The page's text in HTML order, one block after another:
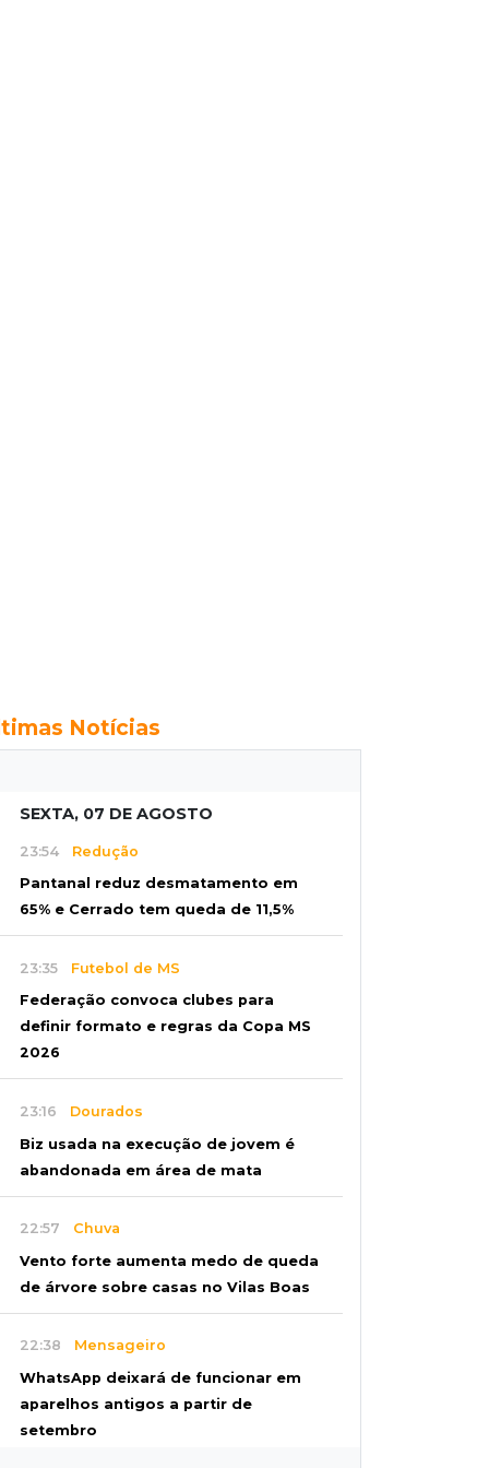
Notícias
SEXTA, 07 DE AGOSTO
23:54 Redução
Pantanal reduz desmatamento em
65% e Cerrado tem queda de 11,5%
23:35 Futebol de MS
Federação convoca clubes para
definir formato e regras da Copa MS
2026
23:16 Dourados
Biz usada na execução de jovem é
abandonada em área de mata
22:57 Chuva
Vento forte aumenta medo de queda
de árvore sobre casas no Vilas Boas
22:38 Mensageiro
WhatsApp deixará de funcionar em
aparelhos antigos a partir de
setembro